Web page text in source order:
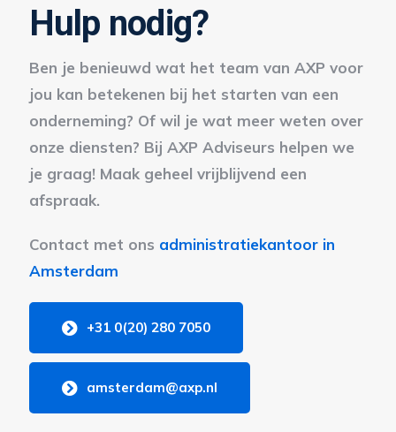
Hulp nodig?
Ben je benieuwd wat het team van AXP voor
jou kan betekenen bij het starten van een
onderneming? Of wil je wat meer weten over
onze diensten? Bij AXP Adviseurs helpen we
je graag! Maak geheel vrijblijvend een
afspraak.
Contact met ons administratiekantoor in
Amsterdam
+31 0(20) 280 7050
amsterdam@axp.nl